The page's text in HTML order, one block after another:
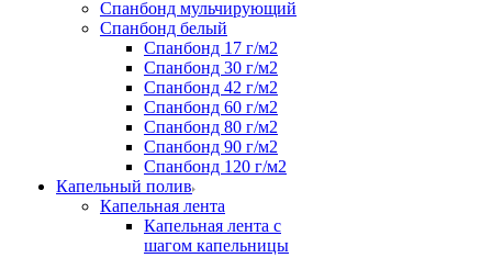
Спанбонд мульчирующий
Спанбонд белый
Спанбонд 17 г/м2
Спанбонд 30 г/м2
Спанбонд 42 г/м2
Спанбонд 60 г/м2
Спанбонд 80 г/м2
Спанбонд 90 г/м2
Спанбонд 120 г/м2
Капельный полив
Капельная лента
Капельная лента с
шагом капельницы